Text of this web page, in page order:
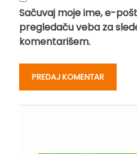
Sačuvaj moje ime, e-
pregledaču veba za
komentarišem.